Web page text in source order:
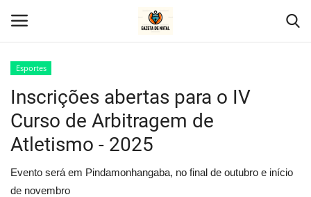
Home
Geral
Politica
Esportes
Inscrições abertas para o IV
Curso de Arbitragem de
Atletismo - 2025
Evento será em Pindamonhangaba, no final de outubro e início
de novembro